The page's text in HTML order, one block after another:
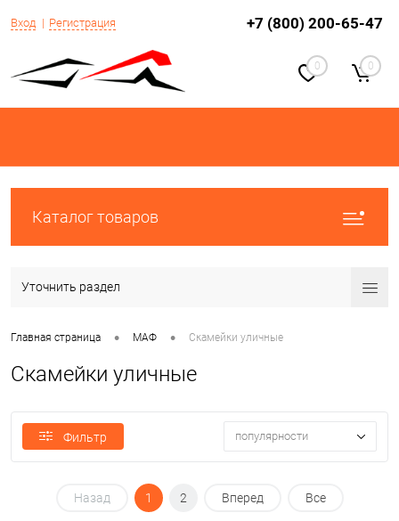
Вход Регистрация +7 (800) 200-65-47
0 0
Каталог товаров
Уточнить раздел
Главная страница • МАФ • Скамейки уличные
Скамейки уличные
Фильтр популярности
Назад 1 2 Вперед Все